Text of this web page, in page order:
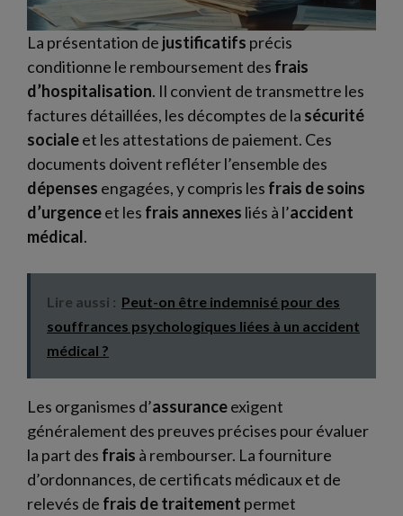
La présentation de justificatifs précis
conditionne le remboursement des frais
d’hospitalisation. Il convient de transmettre les
factures détaillées, les décomptes de la sécurité
socialeet les attestations de paiement. Ces
documents doivent refléter l’ensemble des
dépenses engagées, y compris les frais de soins
d’urgenceet les frais annexes liés à l’accident
médical.
Lire aussi : Peut-on être indemnisé pour des
souffrances psychologiques liées à un accident
médical ?
Les organismes d’assuranceexigent
généralement des preuves précises pour évaluer
la part des frais à rembourser. La fourniture
d’ordonnances, de certificats médicaux et de
relevés de frais de traitement permet